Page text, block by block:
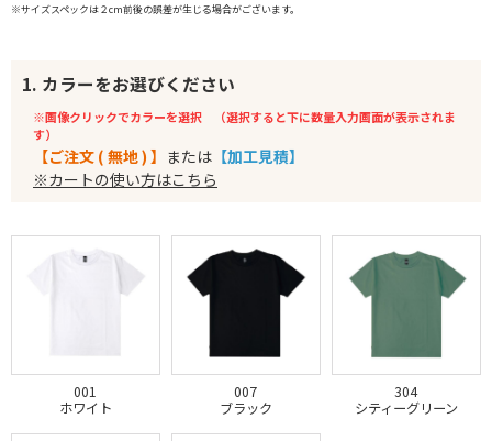
※サイズスペックは２cm前後の誤差が生じる場合がございます。
1. カラーをお選びください
※画像クリックでカラーを選択 （選択すると下に数量入力画面が表示されま
す）
【ご注文 ( 無地 ) 】 または 【加工見積】
※カートの使い方はこちら
001
ホワイト
007
ブラック
304
シティーグリーン